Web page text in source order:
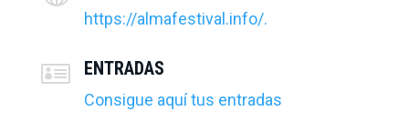
https://almafestival.info/.
 ENTRADAS
Consigue aquí tus entradas